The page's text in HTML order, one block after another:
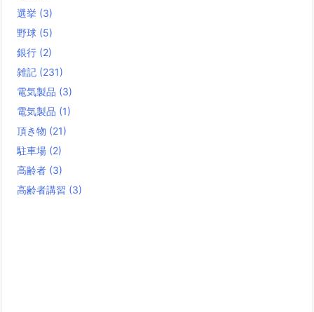
選挙 (3)
野球 (5)
銀行 (2)
雑記 (231)
電気製品 (3)
電気製品 (1)
頂き物 (21)
駐車場 (2)
高齢者 (3)
高齢者講習 (3)